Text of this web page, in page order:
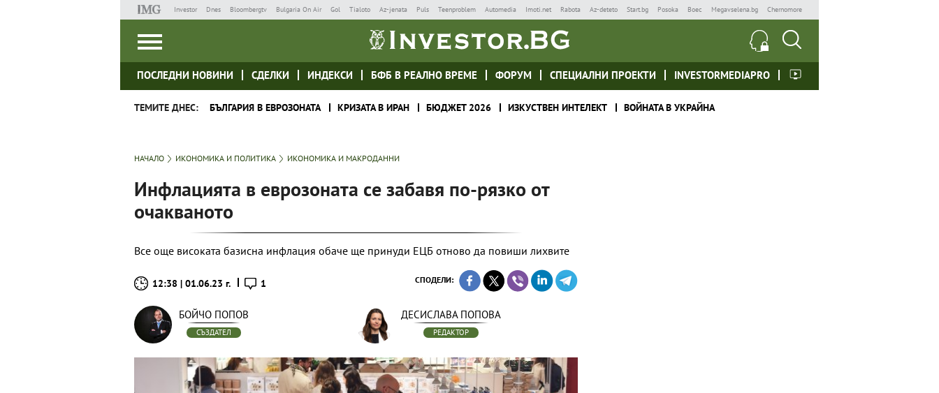
Investor Dnes Bloombergtv Bulgaria On Air Gol Tialoto Az-jenata Puls Teenproblem Automedia Imoti.net Rabota Az-deteto Start.bg Posoka Boec Megavselena.bg Chernomore
ПОСЛЕДНИ НОВИНИ СДЕЛКИ ИНДЕКСИ БФБ В РЕАЛНО ВРЕМЕ ФОРУМ СПЕЦИАЛНИ ПРОЕКТИ INVESTORMEDIAPRO
ТЕМИТЕ ДНЕС: БЪЛГАРИЯ В ЕВРОЗОНАТА КРИЗАТА В ИРАН БЮДЖЕТ 2026 ИЗКУСТВЕН ИНТЕЛЕКТ ВОЙНАТА В УКРАЙНА
НАЧАЛО ИКОНОМИКА И ПОЛИТИКА ИКОНОМИКА И МАКРОДАННИ
Инфлацията в еврозоната се забавя по-рязко от
очакваното
Все още високата базисна инфлация обаче ще принуди ЕЦБ отново да повиши лихвите
12:38 | 01.06.23 г. 1 СПОДЕЛИ:
БОЙЧО ПОПОВ
СЪЗДАТЕЛ
ДЕСИСЛАВА ПОПОВА
РЕДАКТОР